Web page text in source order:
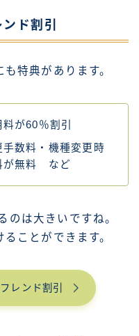
ド割引
特典があります。
が60％割引
数料・機種変更時
が無料 など
のは大きいですね。
ことができます。
レンド割引